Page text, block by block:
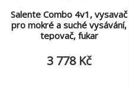
Salente Combo 4v1, vysavač
pro mokré a suché vysávání,
tepovač, fukar
3 778 Kč